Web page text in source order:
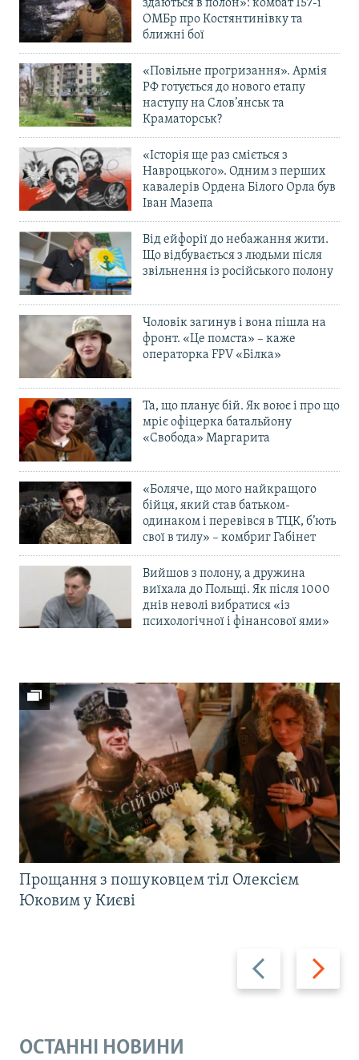
здаються в полон»: комбат 157-ї
ОМБр про Костянтинівку та
ближні бої
«Повільне прогризання». Армія
РФ готується до нового етапу
наступу на Слов’янськ та
Краматорськ?
«Історія ще раз сміється з
Навроцького». Одним з перших
кавалерів Ордена Білого Орла був
Іван Мазепа
Від ейфорії до небажання жити.
Що відбувається з людьми після
звільнення із російського полону
Чоловік загинув і вона пішла на
фронт. «Це помста» – каже
операторка FPV «Білка»
Та, що планує бій. Як воює і про що
мріє офіцерка батальйону
«Свобода» Маргарита
«Боляче, що мого найкращого
бійця, який став батьком-
одинаком і перевівся в ТЦК, б’ють
свої в тилу» – комбриг Габінет
Вийшов з полону, а дружина
виїхала до Польщі. Як після 1000
днів неволі вибратися «із
психологічної і фінансової ями»
Назад Вперед
Прощання з пошуковцем тіл Олексієм
Юковим у Києві
ОСТАННІ НОВИНИ